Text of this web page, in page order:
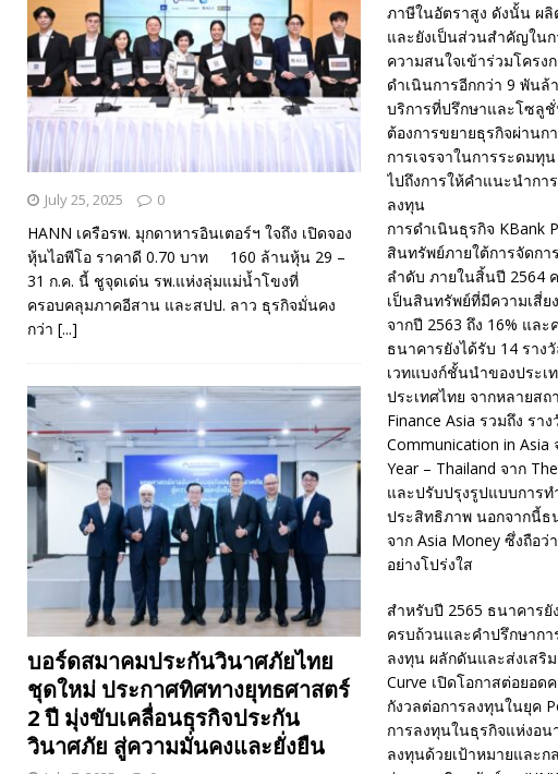
ภาษีในอัตราสูง ดังนั้น ผ
และยังเป็นส่วนสำคัญใน
ความสนใจเข้าร่วมโคร
ดำเนินการอีกกว่า 9 พันล้
บริการที่ปรึกษาและโซลู
ต้องการขยายธุรกิจผ่านก
การเจรจาในการระดมทุ
ไปถึงการให้คำแนะนำกา
ลงทุน
การดำเนินธุรกิจ KBank
สินทรัพย์ภายใต้การจัดก
ลำดับ ภายในสิ้นปี 2564
เป็นสินทรัพย์ที่มีความเสี่
จากปี 2563 ถึง 16% แล
ธนาคารยังได้รับ 14 ราง
เวทแบงก์ชั้นนำของประเ
ประเทศไทย จากหลายสถ
Finance Asia รวมถึง ร
Communication in Asia
Year – Thailand จาก
และปรับปรุงรูปแบบการ
ประสิทธิภาพ นอกจากนี้ธ
จาก Asia Money ซึ่งถือ
อย่างโปร่งใส
สำหรับปี 2565 ธนาคาร
ครบถ้วนและคำปรึกษาก
ลงทุน ผลักดันและส่งเสริ
Curve เปิดโอกาสต่อยอด
กังวลต่อการลงทุนในยุค
การลงทุนในธุรกิจแห่งอ
ลงทุนด้วยเป้าหมายและก
July 25, 2025 0
HANN เครือรพ. มุกดาหารอินเตอร์ฯ ใจถึง เปิดจอง
หุ้นไอพีโอ ราคาดี 0.70 บาท 160 ล้านหุ้น 29 –
31 ก.ค. นี้ ชูจุดเด่น รพ.แห่งลุ่มแม่น้ำโขงที่
ครอบคลุมภาคอีสาน และสปป. ลาว ธุรกิจมั่นคง
กว่า [...]
บอร์ดสมาคมประกันวินาศภัยไทย
ชุดใหม่ ประกาศทิศทางยุทธศาสตร์
2 ปี มุ่งขับเคลื่อนธุรกิจประกัน
วินาศภัย สู่ความมั่นคงและยั่งยืน